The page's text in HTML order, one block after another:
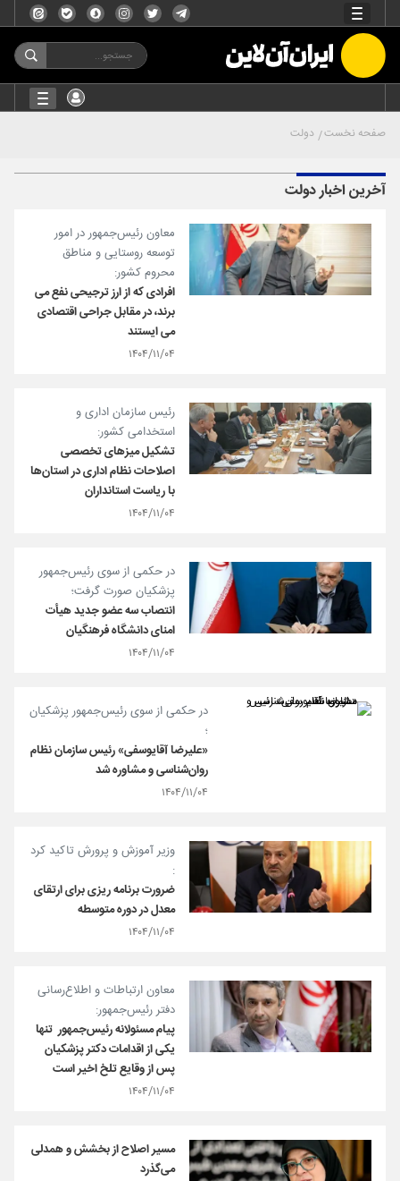
صفحه نخست دولت
آخرین اخبار دولت
معاون رئیس‌جمهور در امور
توسعه روستایی و مناطق
محروم کشور:
افرادی که از ارز ترجیحی نفع می
برند، در مقابل جراحی اقتصادی
می ایستند
۱۴۰۴/۱۱/۰۴
رئیس سازمان اداری و
استخدامی کشور:
تشکیل میزهای تخصصی
اصلاحات نظام اداری در استان‌ها
با ریاست استانداران
۱۴۰۴/۱۱/۰۴
در حکمی از سوی رئیس‌جمهور
پزشکیان صورت گرفت؛
انتصاب سه عضو جدید هیأت
امنای دانشگاه فرهنگیان
۱۴۰۴/۱۱/۰۴
در حکمی از سوی رئیس‌جمهور پزشکیان
؛
«علیرضا آقایوسفی» رئیس سازمان نظام
روان‌شناسی و مشاوره شد
۱۴۰۴/۱۱/۰۴
وزیر آموزش و پرورش تاکید کرد
:
ضرورت برنامه ریزی برای ارتقای
معدل در دوره متوسطه
۱۴۰۴/۱۱/۰۴
معاون ارتباطات و اطلاع‌رسانی
دفتر رئیس‌جمهور:
پیام مسئولانه⁧ رئیس‌جمهور ⁩ تنها
یکی از اقدامات دکتر ⁧پزشکیان
پس از وقایع تلخ اخیر است
۱۴۰۴/۱۱/۰۴
مسیر اصلاح از بخشش و همدلی
می‌گذرد